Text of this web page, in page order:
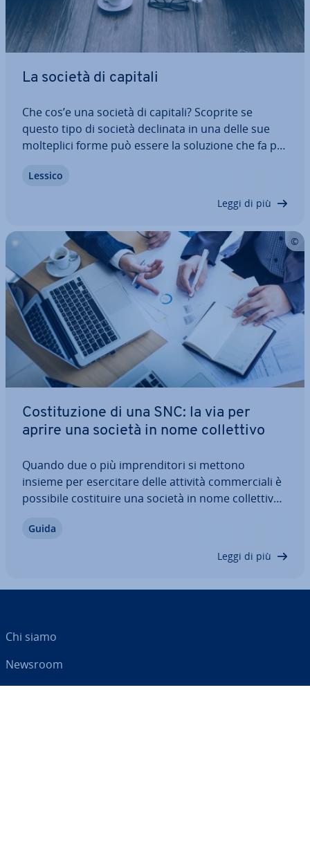
La società di capitali
Che cos’e una società di capitali? Scoprite se
questo tipo di società declinata in una delle sue
mol­te­pli­ci forme può essere la soluzione che fa per
S.P.A., S.A.P.A. e COOP, leggete tutti i vantaggi e gli
Lessico
Leggi di più
Co­sti­tu­zio­ne di una SNC: la via per
aprire una società in nome col­let­ti­vo
Quando due o più im­pren­di­to­ri si mettono
insieme per eser­ci­ta­re delle attività com­mer­cia­li è
possibile co­sti­tui­re una società in nome col­let­ti­vo
a tutti i soci gli stessi diritti e doveri. Un rischio da
Guida
Leggi di più
Chi siamo
Newsroom